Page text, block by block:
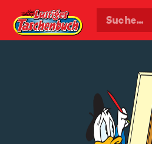
Walt Disneys